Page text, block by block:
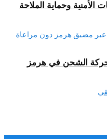
الأمنية وحماية الملاحة
الشحن في هرمز